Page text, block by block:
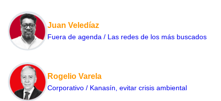
Juan Veledíaz
Fuera de agenda / Las redes de los más buscados
Rogelio Varela
Corporativo / Kanasín, evitar crisis ambiental